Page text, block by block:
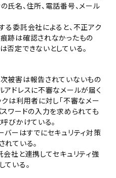
氏名、住所、電話番号、メール
る委託会社によると、不正アク
跡は確認されなかったもの
否定できないとしている。
被害は報告されていないもの
アドレスに不審なメールが届く
は利用者に対し「不審なメー
ワードの入力を求められても
びかけている。
バーはすでにセキュリティ対策
れている。
会社と連携してセキュリティ強
ている。